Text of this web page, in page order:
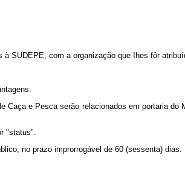
SUDEPE, com a organização que Ihes fôr
e Pesca serão relacionados em portaria do
"status".
no prazo improrrogável de 60 (sessenta) dias.